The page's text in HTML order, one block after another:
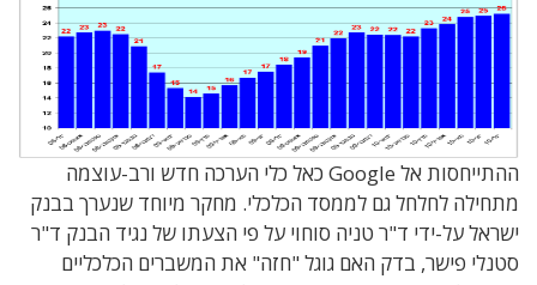
ההתייחסות אל Google כאל כלי הערכה חדש ורב-עוצמה
מתחילה לחלחל גם לממסד הכלכלי. מחקר מיוחד שנערך בבנק
ישראל על-ידי ד"ר טניה סוחוי על פי הצעתו של נגיד הבנק ד"ר
סטנלי פישר, בדק האם גוגל "חזה" את המשברים הכלכליים